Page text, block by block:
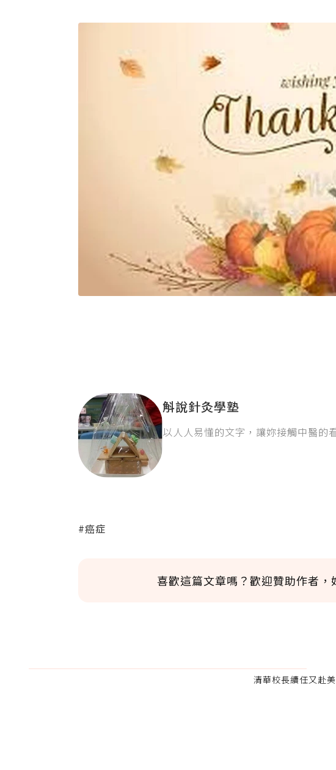
斛說針灸學塾
以人人易懂的文字，讓妳接觸中醫的
#癌症
喜歡這篇文章嗎？歡迎贊助作者，
清華校長續任又赴